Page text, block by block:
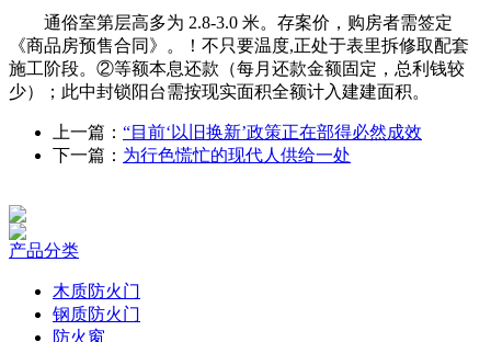
通俗室第层高多为 2.8-3.0 米。存案价，购房者需签定
《商品房预售合同》。！不只要温度,正处于表里拆修取配套
施工阶段。②等额本息还款（每月还款金额固定，总利钱较
少）；此中封锁阳台需按现实面积全额计入建建面积。
上一篇： “目前‘以旧换新’政策正在部得必然成效
下一篇： 为行色慌忙的现代人供给一处
产品分类
木质防火门
钢质防火门
防火窗